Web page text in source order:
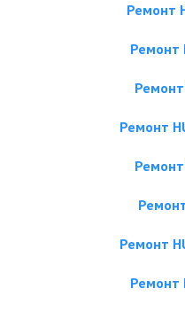
Ремонт
Ремонт
Ремонт
Ремонт
Ремонт